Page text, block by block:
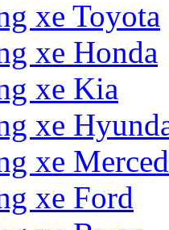
xe Toyota
xe Honda
xe Kia
xe
xe
xe Ford